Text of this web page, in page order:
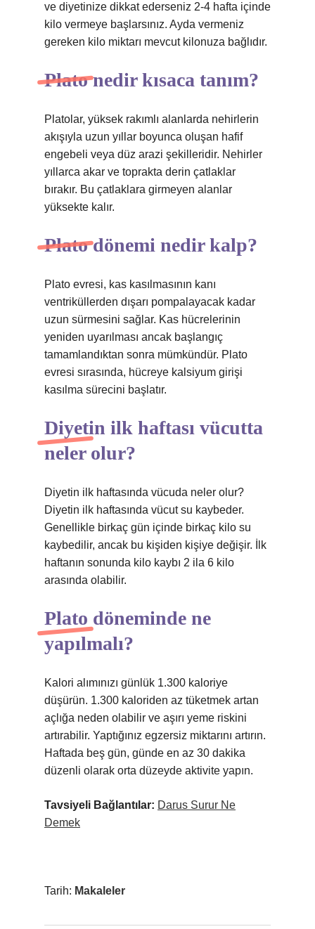
ve diyetinize dikkat ederseniz 2-4 hafta içinde
kilo vermeye başlarsınız. Ayda vermeniz
gereken kilo miktarı mevcut kilonuza bağlıdır.
Plato nedir kısaca tanım?
Platolar, yüksek rakımlı alanlarda nehirlerin
akışıyla uzun yıllar boyunca oluşan hafif
engebeli veya düz arazi şekilleridir. Nehirler
yıllarca akar ve toprakta derin çatlaklar
bırakır. Bu çatlaklara girmeyen alanlar
yüksekte kalır.
Plato dönemi nedir kalp?
Plato evresi, kas kasılmasının kanı
ventriküllerden dışarı pompalayacak kadar
uzun sürmesini sağlar. Kas hücrelerinin
yeniden uyarılması ancak başlangıç ​​
tamamlandıktan sonra mümkündür. Plato
evresi sırasında, hücreye kalsiyum girişi
kasılma sürecini başlatır.
Diyetin ilk haftası vücutta
neler olur?
Diyetin ilk haftasında vücuda neler olur?
Diyetin ilk haftasında vücut su kaybeder.
Genellikle birkaç gün içinde birkaç kilo su
kaybedilir, ancak bu kişiden kişiye değişir. İlk
haftanın sonunda kilo kaybı 2 ila 6 kilo
arasında olabilir.
Plato döneminde ne
yapılmalı?
Kalori alımınızı günlük 1.300 kaloriye
düşürün. 1.300 kaloriden az tüketmek artan
açlığa neden olabilir ve aşırı yeme riskini
artırabilir. Yaptığınız egzersiz miktarını artırın.
Haftada beş gün, günde en az 30 dakika
düzenli olarak orta düzeyde aktivite yapın.
Tavsiyeli Bağlantılar: Darus Surur Ne
Demek
Tarih: Makaleler